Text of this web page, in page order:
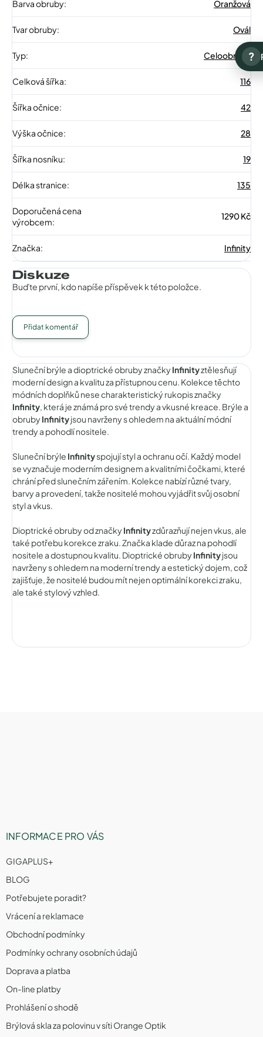
Barva obruby: Oranžová
Tvar obruby: Ovál
Typ: Celoobruba
Celková šířka: 116
Šířka očnice: 42
Výška očnice: 28
Šířka nosníku: 19
Délka stranice: 135
Doporučená cena
výrobcem:
1290 Kč
Značka: Infinity
Diskuze
Buďte první, kdo napíše příspěvek k této položce.
Přidat komentář
Sluneční brýle a dioptrické obruby značkyInfinityztělesňují
moderní design a kvalitu za přístupnou cenu. Kolekce těchto
módních doplňků nese charakteristický rukopis značky
Infinity, která je známá pro své trendy a vkusné kreace. Brýle a
obrubyInfinityjsou navrženy s ohledem na aktuální módní
trendy a pohodlí nositele.
Sluneční brýle Infinityspojují styl a ochranu očí. Každý model
se vyznačuje moderním designem a kvalitními čočkami, které
chrání před slunečním zářením. Kolekce nabízí různé tvary,
barvy a provedení, takže nositelé mohou vyjádřit svůj osobní
styl a vkus.
Dioptrické obruby od značkyInfinityzdůrazňují nejen vkus, ale
také potřebu korekce zraku. Značka klade důraz na pohodlí
nositele a dostupnou kvalitu. Dioptrické obrubyInfinityjsou
navrženy s ohledem na moderní trendy a estetický dojem, což
zajišťuje, že nositelé budou mít nejen optimální korekci zraku,
ale také stylový vzhled.
INFORMACE PRO VÁS
GIGAPLUS+
BLOG
Potřebujete poradit?
Vrácení a reklamace
Obchodní podmínky
Podmínky ochrany osobních údajů
Doprava a platba
On-line platby
Prohlášení o shodě
Brýlová skla za polovinu v síti Orange Optik
?